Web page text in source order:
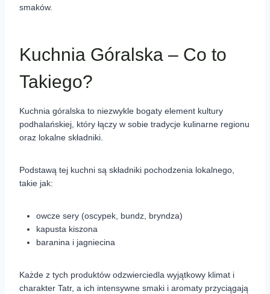
smaków.
Kuchnia Góralska – Co to
Takiego?
Kuchnia góralska to niezwykle bogaty element kultury
podhalańskiej, który łączy w sobie tradycje kulinarne regionu
oraz lokalne składniki.
Podstawą tej kuchni są składniki pochodzenia lokalnego,
takie jak:
owcze sery (oscypek, bundz, bryndza)
kapusta kiszona
baranina i jagniecina
Każde z tych produktów odzwierciedla wyjątkowy klimat i
charakter Tatr, a ich intensywne smaki i aromaty przyciągają